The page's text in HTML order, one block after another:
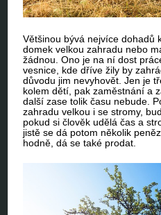
Většinou bývá nejvíce dohadů
domek velkou zahradu nebo
žádnou. Ono je na ní dost
vesnice, kde dříve žily by
důvodu jim nevyhovět. Jen je
kolem dětí, pak zaměstnání a
další zase tolik času nebude.
zahradu velkou i se stromy,
pokud si člověk udělá čas a
jistě se dá potom několik
hodně, dá se také prodat.